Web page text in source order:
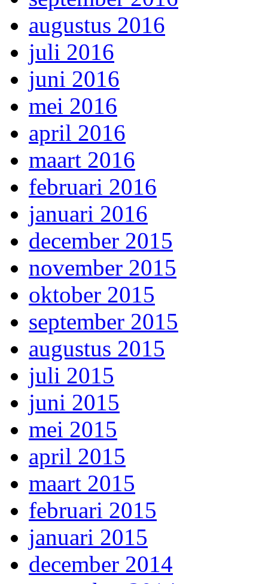
augustus 2016
juli 2016
juni 2016
mei 2016
april 2016
maart 2016
februari 2016
januari 2016
december 2015
november 2015
oktober 2015
september 2015
augustus 2015
juli 2015
juni 2015
mei 2015
april 2015
maart 2015
februari 2015
januari 2015
december 2014